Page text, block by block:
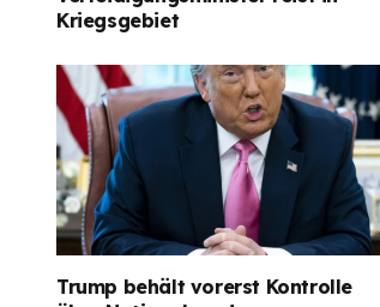
Kriegsgebiet
Trump behält vorerst Kontrolle